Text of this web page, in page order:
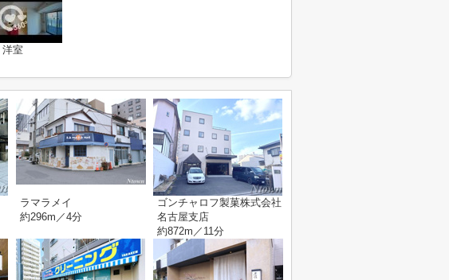
洋室
ラマラメイ
約296m／4分
ゴンチャロフ製菓株式会社
名古屋支店
約872m／11分